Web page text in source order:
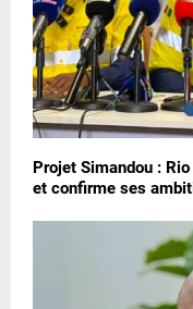
Projet Simandou :
et confirme ses